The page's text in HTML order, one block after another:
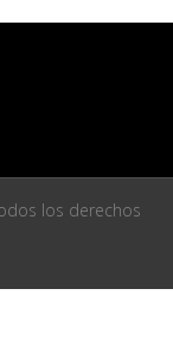
los derechos